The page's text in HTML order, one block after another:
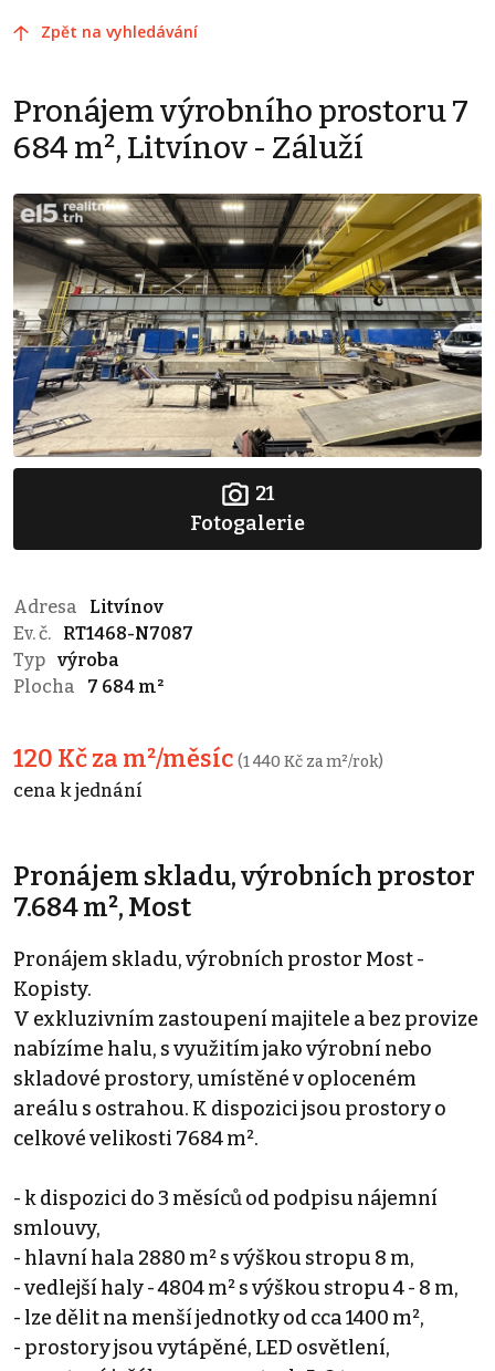
Zpět na vyhledávání
Pronájem výrobního prostoru 7
684 m², Litvínov - Záluží
21
Fotogalerie
Adresa
Litvínov
Ev. č.
RT1468-N7087
Typ výroba
Plocha
7 684 m²
120 Kč za m²/měsíc (1 440 Kč za m²/rok)
cena k jednání
Pronájem skladu, výrobních prostor
7.684 m², Most
Pronájem skladu, výrobních prostor Most -
Kopisty.
V exkluzivním zastoupení majitele a bez provize
nabízíme halu, s využitím jako výrobní nebo
skladové prostory, umístěné v oploceném
areálu s ostrahou. K dispozici jsou prostory o
celkové velikosti 7684 m².
- k dispozici do 3 měsíců od podpisu nájemní
smlouvy,
- hlavní hala 2880 m² s výškou stropu 8 m,
- vedlejší haly - 4804 m² s výškou stropu 4 - 8 m,
- lze dělit na menší jednotky od cca 1400 m²,
- prostory jsou vytápěné, LED osvětlení,